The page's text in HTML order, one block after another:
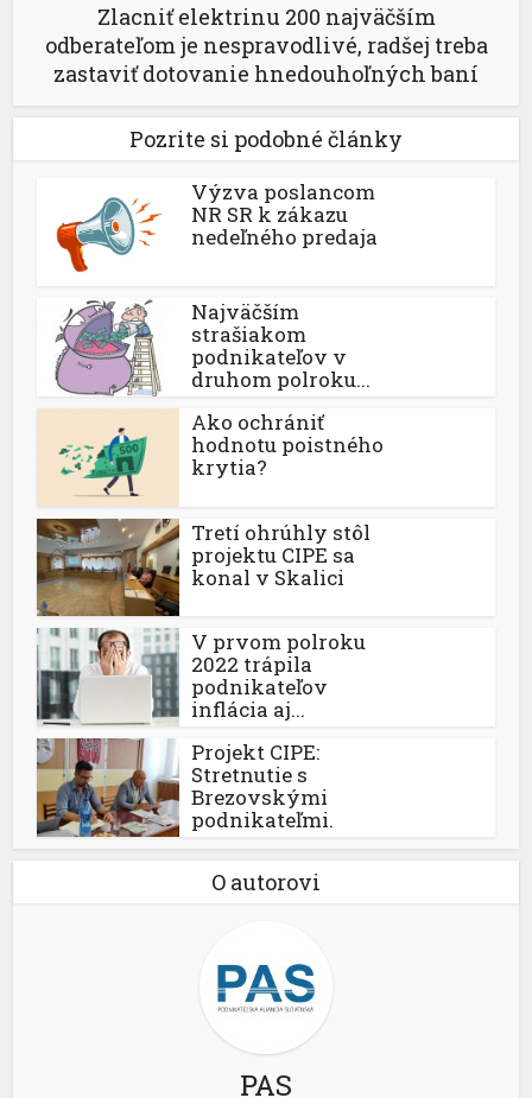
Zlacniť elektrinu 200 najväčším
odberateľom je nespravodlivé, radšej treba
zastaviť dotovanie hnedouhoľných baní
Pozrite si podobné články
Výzva poslancom
NR SR k zákazu
nedeľného predaja
Najväčším
strašiakom
podnikateľov v
druhom polroku...
Ako ochrániť
hodnotu poistného
krytia?
Tretí ohrúhly stôl
projektu CIPE sa
konal v Skalici
V prvom polroku
2022 trápila
podnikateľov
inflácia aj...
Projekt CIPE:
Stretnutie s
Brezovskými
podnikateľmi.
O autorovi
PAS